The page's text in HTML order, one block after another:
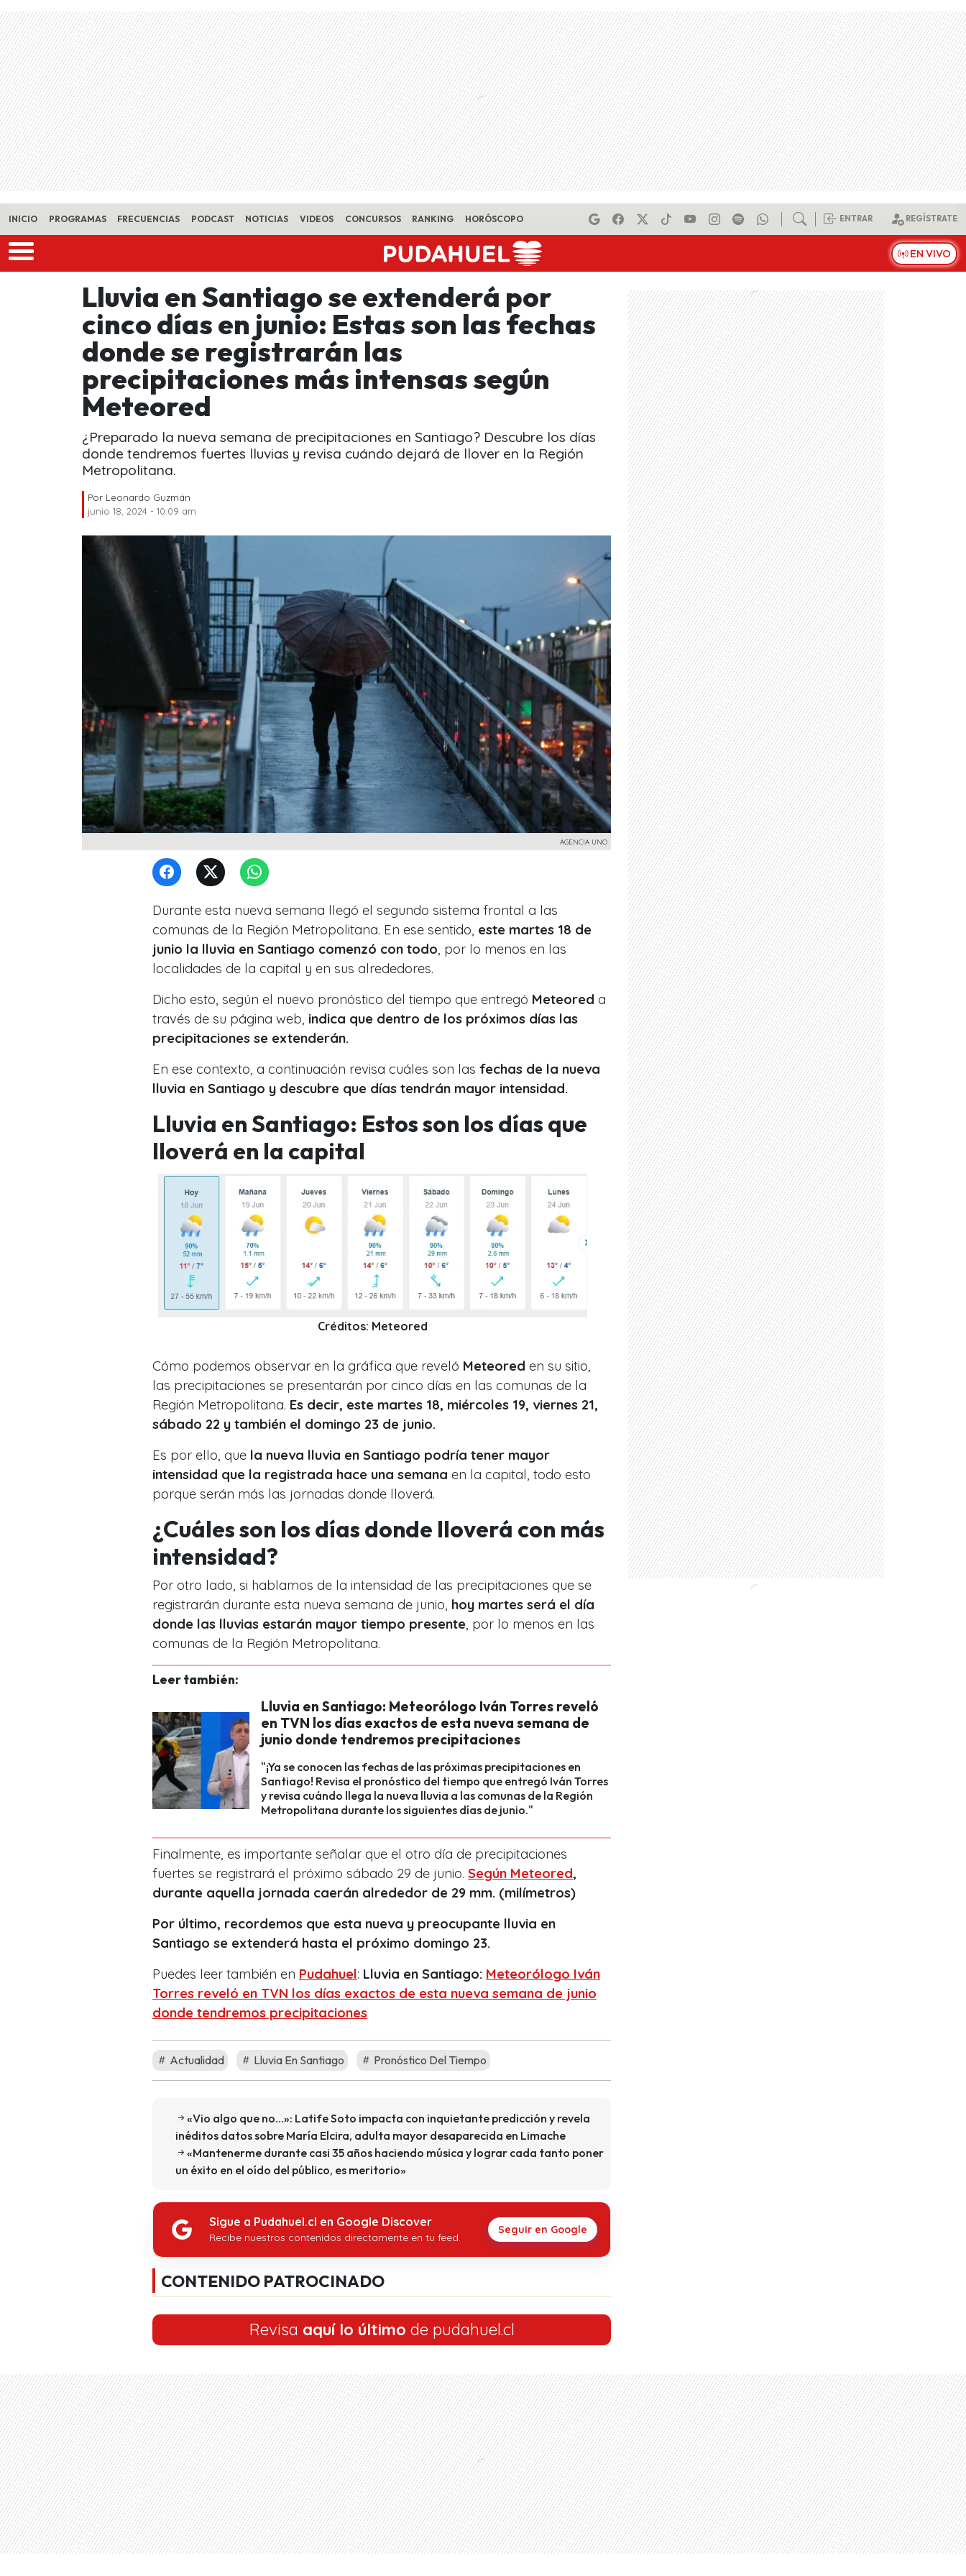
Skip to main content
INICIO PROGRAMAS FRECUENCIAS PODCAST NOTICIAS VIDEOS CONCURSOS RANKING HORÓSCOPO ENTRAR REGÍSTRATE
EN VIVO
Lluvia en Santiago se extenderá por
cinco días en junio: Estas son las fechas
donde se registrarán las
precipitaciones más intensas según
Meteored
¿Preparado la nueva semana de precipitaciones en Santiago? Descubre los días
donde tendremos fuertes lluvias y revisa cuándo dejará de llover en la Región
Metropolitana.
Por Leonardo Guzmán
junio 18, 2024 - 10:09 am
AGENCIA UNO
Durante esta nueva semana llegó el segundo sistema frontal a las
comunas de la Región Metropolitana. En ese sentido, este martes 18 de
junio la lluvia en Santiago comenzó con todo , por lo menos en las
localidades de la capital y en sus alrededores.
Dicho esto, según el nuevo pronóstico del tiempo que entregó Meteored a
través de su página web, indica que dentro de los próximos días las
precipitaciones se extenderán.
En ese contexto, a continuación revisa cuáles son las fechas de la nueva
lluvia en Santiago y descubre que días tendrán mayor intensidad.
Lluvia en Santiago: Estos son los días que
lloverá en la capital
Créditos: Meteored
Cómo podemos observar en la gráfica que reveló Meteored en su sitio,
las precipitaciones se presentarán por cinco días en las comunas de la
Región Metropolitana. Es decir, este martes 18, miércoles 19, viernes 21,
sábado 22 y también el domingo 23 de junio.
Es por ello, que la nueva lluvia en Santiago podría tener mayor
intensidad que la registrada hace una semana en la capital, todo esto
porque serán más las jornadas donde lloverá.
¿Cuáles son los días donde lloverá con más
intensidad?
Por otro lado, si hablamos de la intensidad de las precipitaciones que se
registrarán durante esta nueva semana de junio, hoy martes será el día
donde las lluvias estarán mayor tiempo presente , por lo menos en las
comunas de la Región Metropolitana.
Leer también:
Lluvia en Santiago: Meteorólogo Iván Torres reveló
en TVN los días exactos de esta nueva semana de
junio donde tendremos precipitaciones
"¡Ya se conocen las fechas de las próximas precipitaciones en
Santiago! Revisa el pronóstico del tiempo que entregó Iván Torres
y revisa cuándo llega la nueva lluvia a las comunas de la Región
Metropolitana durante los siguientes días de junio."
Finalmente, es importante señalar que el otro día de precipitaciones
fuertes se registrará el próximo sábado 29 de junio. Según Meteored,
durante aquella jornada caerán alrededor de 29 mm. (milímetros)
Por último, recordemos que esta nueva y preocupante lluvia en
Santiago se extenderá hasta el próximo domingo 23.
Puedes leer también en Pudahuel: Lluvia en Santiago: Meteorólogo Iván
Torres reveló en TVN los días exactos de esta nueva semana de junio
donde tendremos precipitaciones
Actualidad Lluvia En Santiago Pronóstico Del Tiempo
«Vio algo que no…»: Latife Soto impacta con inquietante predicción y revela
inéditos datos sobre María Elcira, adulta mayor desaparecida en Limache
«Mantenerme durante casi 35 años haciendo música y lograr cada tanto poner
un éxito en el oído del público, es meritorio»
Sigue a Pudahuel.cl en Google Discover
Recibe nuestros contenidos directamente en tu feed.
Seguir en Google
CONTENIDO PATROCINADO
Revisa aquí lo último de pudahuel.cl